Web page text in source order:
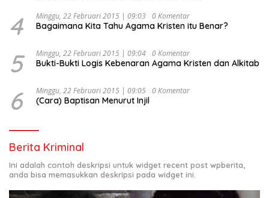
4 Minggu, 22 Februari 2015 | 09:03 0 Komentar
Bagaimana Kita Tahu Agama Kristen itu Benar?
5 Minggu, 22 Februari 2015 | 09:04 0 Komentar
Bukti-Bukti Logis Kebenaran Agama Kristen dan Alkitab
6 Minggu, 22 Februari 2015 | 09:05 0 Komentar
(Cara) Baptisan Menurut Injil
Berita Kriminal
Ini adalah contoh deskripsi untuk widget recent post wpberita,
anda bisa memasukkan deskripsi pada widget ini.